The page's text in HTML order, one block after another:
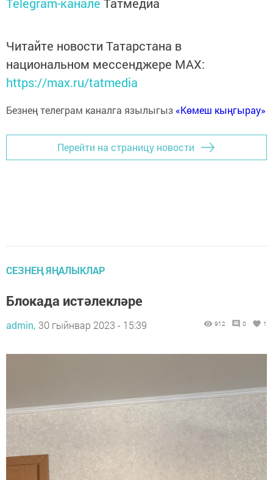
Читайте новости Татарстана в
национальном мессенджере MАХ:
https://max.ru/tatmedia
Безнең телеграм каналга язылыгыз «Көмеш кыңгырау»
Перейти на страницу новости
СЕЗНЕҢ ЯҢАЛЫКЛАР
Блокада истәлекләре
admin, 30 гыйнвар 2023 - 15:39 912 0 1